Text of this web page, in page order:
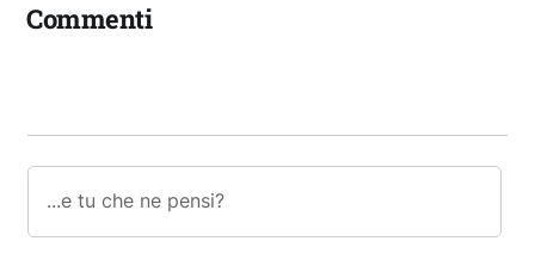
Commenti